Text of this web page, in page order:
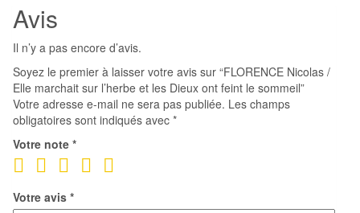
sur
et
les
Dieux
ont
feint
le
sommeil
Avis
Il n’y a pas encore d’avis.
Soyez le premier à laisser votre avis sur “FLORENCE Nicolas /
Elle marchait sur l’herbe et les Dieux ont feint le sommeil”
Votre adresse e-mail ne sera pas publiée. Les champs
obligatoires sont indiqués avec *
Votre note *
Votre avis *